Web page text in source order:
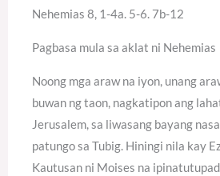
Nehemias 8, 1-4a. 5-6. 7b-12
Pagbasa mula sa aklat ni Nehemias
Noong mga araw na iyon, unang
buwan ng taon, nagkatipon ang
Jerusalem, sa liwasang bayang
patungo sa Tubig. Hiningi nila kay
Kautusan ni Moises na